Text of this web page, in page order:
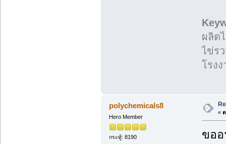
ผลิต
ไข่ร
โรง
polychemicals8
Hero Member
กระทู้: 8190
«
ขอ